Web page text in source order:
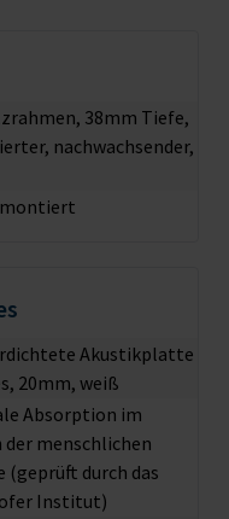
38mm Tiefe,
nachwachsender,
Akustikplatte
20mm, weiß
Absorption im
der menschlichen
(geprüft durch das
Institut)